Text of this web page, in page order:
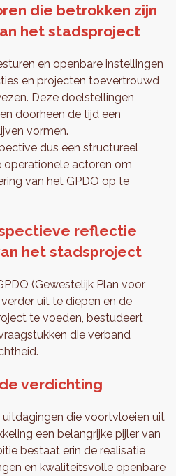
die betrokken zijn
het stadsproject
en openbare instellingen
en projecten toevertrouwd
Deze doelstellingen
doorheen de tijd een
vormen.
dus een structureel
actoren om
van het GPDO op te
reflectie
het stadsproject
(Gewestelijk Plan voor
uit te diepen en de
te voeden, bestudeert
die verband
verdichting
die voortvloeien uit
een belangrijke pijler van
bestaat erin de realisatie
en kwaliteitsvolle openbare